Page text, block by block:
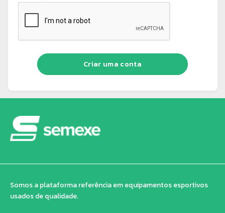
Criar uma conta
Somos a plataforma referência em equipamentos esportivos
usados de qualidade.